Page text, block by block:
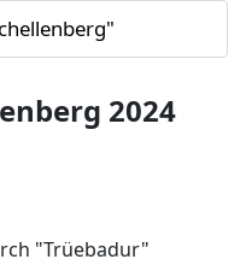
2024
"Trüebadur"